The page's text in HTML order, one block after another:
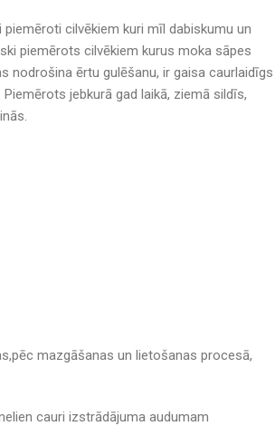
piemēroti cilvēkiem kuri mīl dabiskumu un
piemērots cilvēkiem kurus moka sāpes
nodrošina ērtu gulēšanu, ir gaisa caurlaidīgs
jebkurā gad laikā, ziemā sildīs,
mazgāšanas un lietošanas procesā,
cauri izstrādājuma audumam